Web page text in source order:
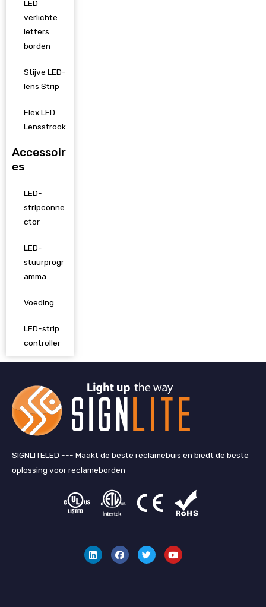
LED
verlichte
letters
borden
Stijve LED-
lens Strip
Flex LED
Lensstrook
Accessoir
es
LED-
stripconne
ctor
LED-
stuurprogr
amma
Voeding
LED-strip
controller
SIGNLITELED --- Maakt de beste reclamebuis en biedt de beste
oplossing voor reclameborden
n
k
e
c
e
b
i
t
t
u
T
u